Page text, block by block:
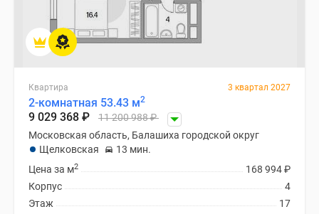
Квартира 3 квартал 2027
2-комнатная 53.43 м2
9 029 368 ₽ 11 200 988₽
Московская область, Балашиха городской округ
Щелковская
13 мин.
168 994₽
Цена за м2
4
Корпус
17
Этаж